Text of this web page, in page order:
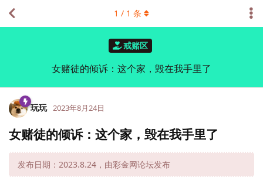
戒赌区
女赌徒的倾诉：这个家，毁在我手里了
1 / 1 条
玩玩 2023年8月24日
女赌徒的倾诉：这个家，毁在我手里了
发布日期：2023.8.24，由彩金网论坛发布